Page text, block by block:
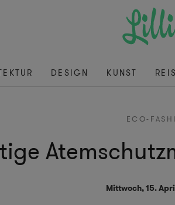
DESIGN KUNST
ECO-
Mittwoch, 15.